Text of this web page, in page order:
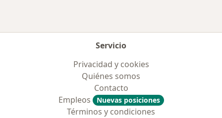
Servicio
Privacidad y cookies
Quiénes somos
Contacto
Empleos
Nuevas posiciones
Términos y condiciones